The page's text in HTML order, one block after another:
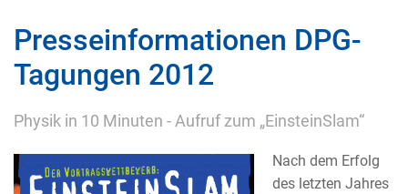
Presseinformationen DPG-
Tagungen 2012
Physik in 10 Minuten - Aufruf zum „EinsteinSlam“
Nach dem Erfolg
des letzten Jahres